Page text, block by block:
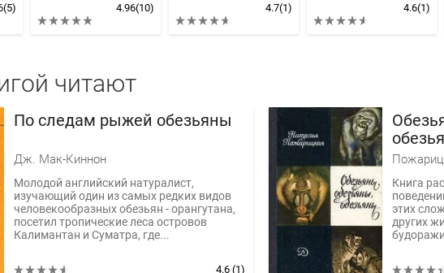
(5)
4.96(10)
4.7(1)
4.6(1)
читают
По следам рыжей обезьяны
Дж. Мак-Киннон
Молодой английский натуралист,
изучающий один из самых редких видов
человекообразных обезьян - орангутана,
посетил тропические леса островов
Калимантан и Суматра, где...
4.6 (1)
Книга
этих
других